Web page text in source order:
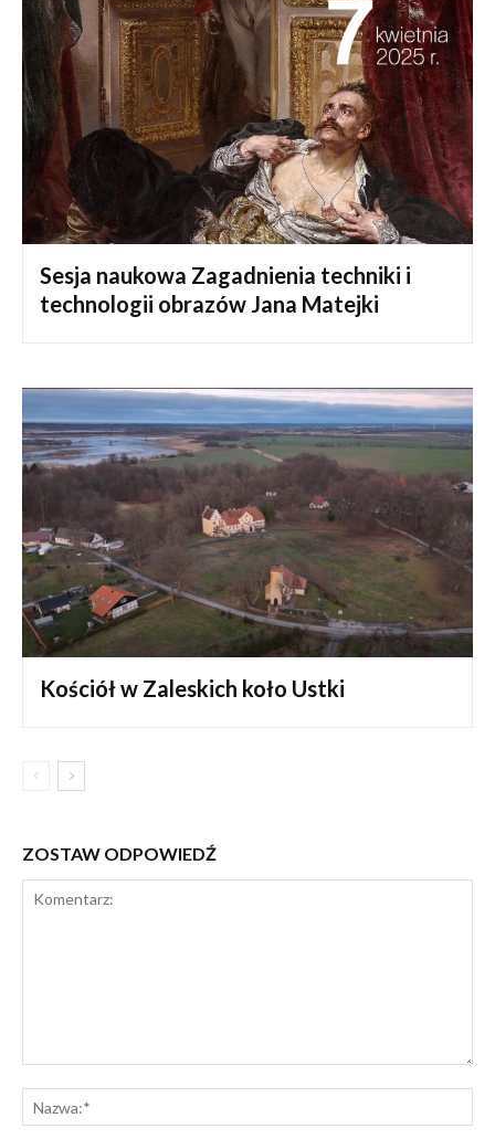
Sesja naukowa Zagadnienia techniki i
technologii obrazów Jana Matejki
Kościół w Zaleskich koło Ustki
ZOSTAW ODPOWIEDŹ